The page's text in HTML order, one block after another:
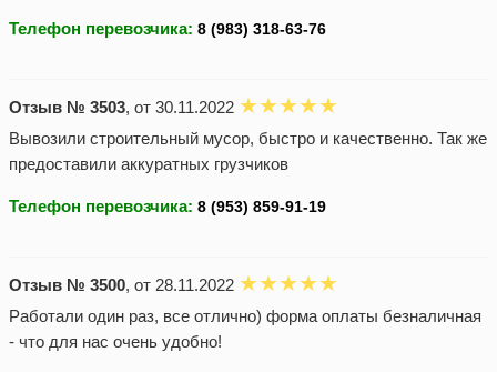
Телефон перевозчика:
Отзыв № 3503, от 30.11.2022
Вывозили строительный мусор, быстро и качественно. Так же
предоставили аккуратных грузчиков
Телефон перевозчика:
Отзыв № 3500, от 28.11.2022
Работали один раз, все отлично) форма оплаты безналичная
- что для нас очень удобно!